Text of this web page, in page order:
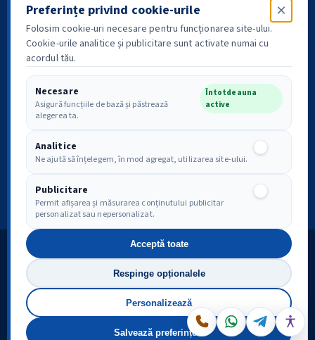
Informație • Comunitate • Istorie
Politica de confidențialitateDrepturile tale GDPR
Costești-Argeș Online
Copyright © 2008–2026
Fondator: Cristian-Ion Vlădescu
Toate drepturile rezervate
Modifică preferințele cookie
Preferințe privind cookie-urile ×
Folosim cookie-uri necesare pentru funcționarea site-ului.
Cookie-urile analitice și publicitare sunt activate numai cu
acordul tău.
Necesare
Asigură funcțiile de bază și păstrează
alegerea ta.
Întotdeauna
active
Analitice
Ne ajută să înțelegem, în mod agregat, utilizarea site-ului.
Analitice
Publicitare
Permit afișarea și măsurarea conținutului publicitar
personalizat sau nepersonalizat.
Publicitare
Acceptă toate
Respinge opționalele
Personalizează
Salvează preferințele